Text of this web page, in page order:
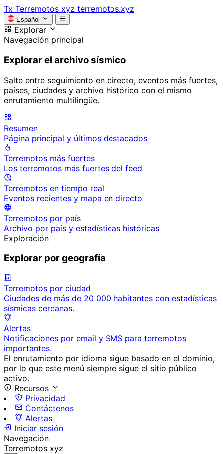
Tx Terremotos xyz terremotos.xyz
Español
Explorar
Navegación principal
Explorar el archivo sísmico
Salte entre seguimiento en directo, eventos más fuertes,
países, ciudades y archivo histórico con el mismo
enrutamiento multilingüe.
Resumen
Página principal y últimos destacados
Terremotos más fuertes
Los terremotos más fuertes del feed
Terremotos en tiempo real
Eventos recientes y mapa en directo
Terremotos por país
Archivo por país y estadísticas históricas
Exploración
Explorar por geografía
Terremotos por ciudad
Ciudades de más de 20 000 habitantes con estadísticas
sísmicas cercanas.
Alertas
Notificaciones por email y SMS para terremotos
importantes.
El enrutamiento por idioma sigue basado en el dominio,
por lo que este menú siempre sigue el sitio público
activo.
Recursos
Privacidad
Contáctenos
Alertas
Iniciar sesión
Navegación
Terremotos xyz